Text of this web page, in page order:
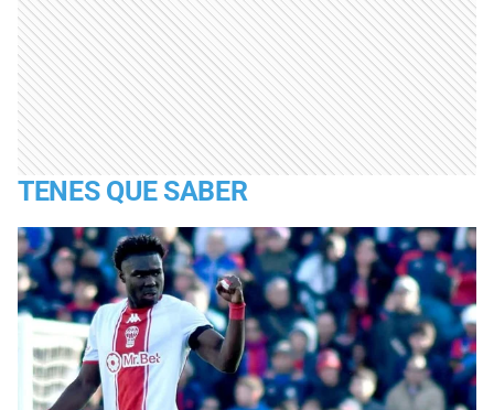
TENES QUE SABER